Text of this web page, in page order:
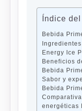
Índice
Bebida
Energy Ice
Beneficios
Bebida
Sabor y
Bebida
energéticas